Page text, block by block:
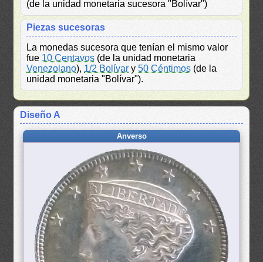
(de la unidad monetaria sucesora "Bolívar")
Piezas sucesoras
La monedas sucesora que tenían el mismo valor
fue 10 Centavos (de la unidad monetaria
Venezolano), 1/2 Bolívar y50 Céntimos (de la
unidad monetaria "Bolívar").
Diseño A
Anverso